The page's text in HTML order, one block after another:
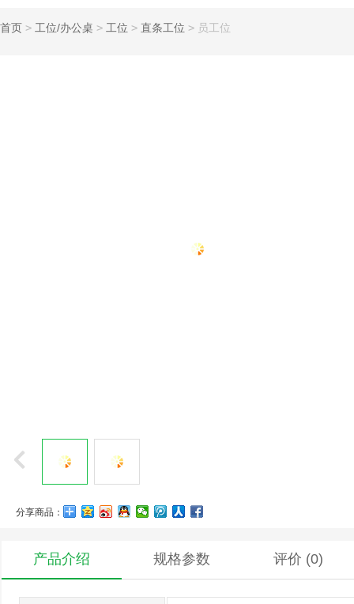
首页 > 工位/办公桌 > 工位 > 直条工位 > 员工位
分享商品：
产品介绍 规格参数 评价 (0)